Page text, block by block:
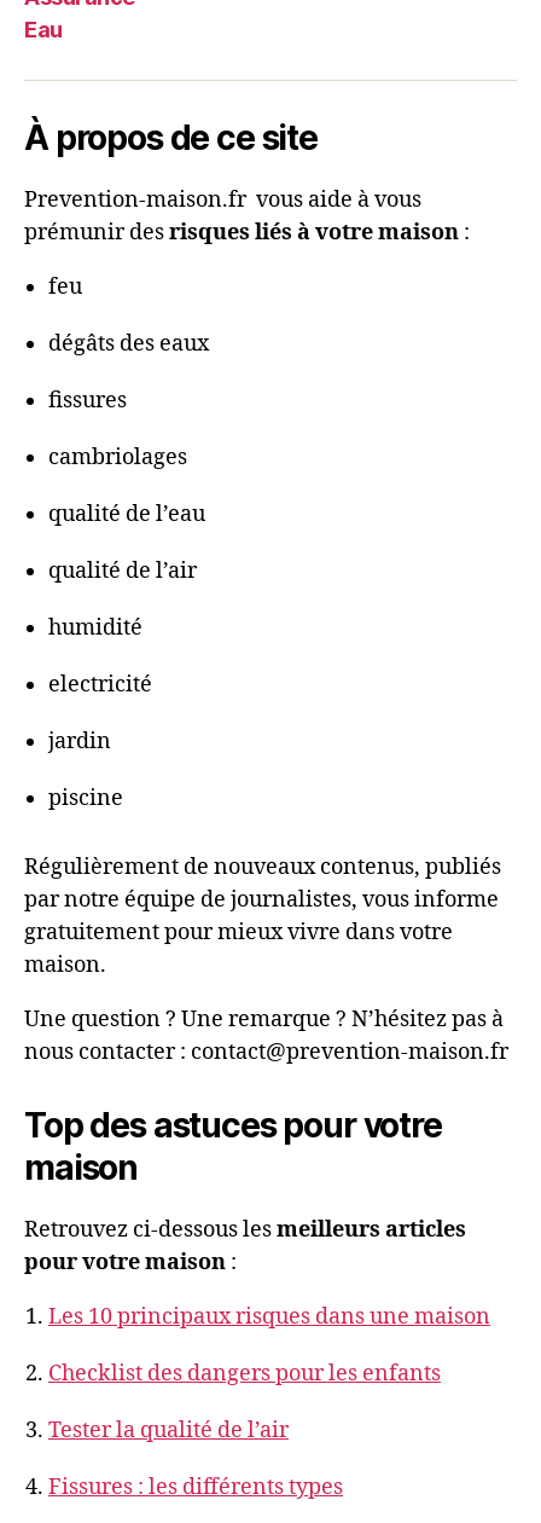
Eau
À propos de ce site
Prevention-maison.fr vous aide à vous
prémunir desrisques liés à votre maison :
feu
dégâts des eaux
fissures
cambriolages
qualité de l’eau
qualité de l’air
humidité
electricité
jardin
piscine
Régulièrement de nouveaux contenus, publiés
par notre équipe de journalistes, vous informe
gratuitement pour mieux vivre dans votre
maison.
Une question ? Une remarque ? N’hésitez pas à
nous contacter : contact@prevention-maison.fr
Top des astuces pour votre
maison
Retrouvez ci-dessous lesmeilleurs articles
pour votre maison :
Les 10 principaux risques dans une maison
Checklist des dangers pour les enfants
Tester la qualité de l’air
Fissures : les différents types